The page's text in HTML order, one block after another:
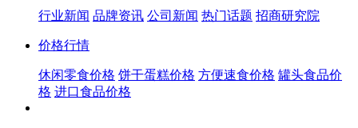
行业新闻 品牌资讯 公司新闻 热门话题 招商研究院
价格行情
休闲零食价格 饼干蛋糕价格 方便速食价格 罐头食品价
格 进口食品价格